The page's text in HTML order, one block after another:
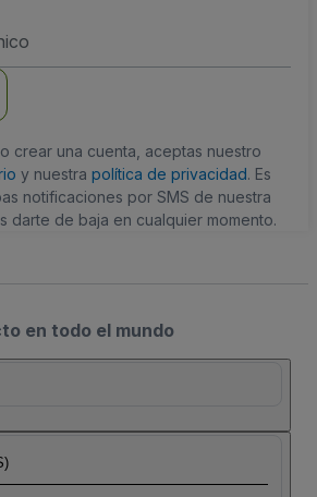
crear una cuenta, aceptas nuestro
y nuestra política de privacidad. Es
notificaciones por SMS de nuestra
darte de baja en cualquier momento.
en todo el mundo